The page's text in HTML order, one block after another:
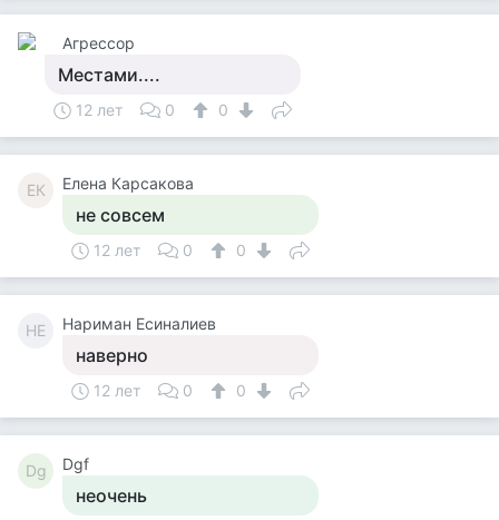
Агрессор
Местами....
12 лет 0 0
ЕК Елена Карсакова
не совсем
12 лет 0 0
НE Нapимaн Ecинaлиeв
наверно
12 лет 0 0
Dg Dgf
неочень